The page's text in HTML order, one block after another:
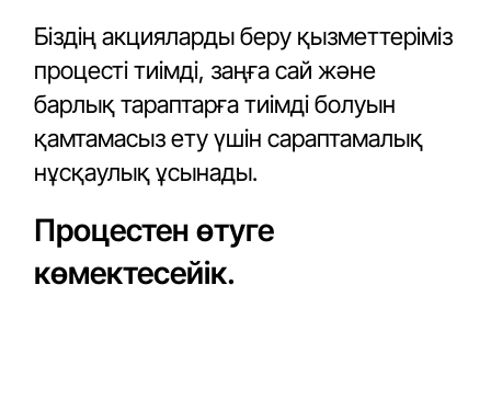
Біздің акцияларды беру қызметтеріміз
процесті тиімді, заңға сай және
барлық тараптарға тиімді болуын
қамтамасыз ету үшін сараптамалық
нұсқаулық ұсынады.
Процестен өтуге
көмектесейік.